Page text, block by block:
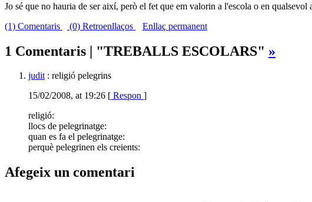
Jo sé que no hauria de ser així, però el fet que em valorin a l'escola o en
(1) Comentaris
(0) Retroenllaços Enllaç permanent
1 Comentaris | "TREBALLS ESCOLARS" »
judit: religió pelegrins
15/02/2008, at 19:26 [ Respon ]
religió:
llocs de pelegrinatge:
quan es fa el pelegrinatge:
perquè pelegrinen els creients:
Afegeix un comentari